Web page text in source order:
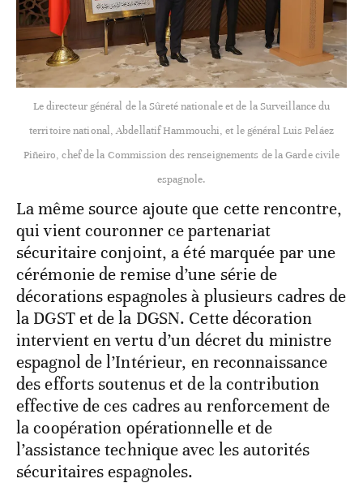
Le directeur général de la Sûreté nationale et de la Surveillance du
territoire national, Abdellatif Hammouchi, et le général Luis Peláez
Piñeiro, chef de la Commission des renseignements de la Garde civile
espagnole.
La même source ajoute que cette rencontre,
qui vient couronner ce partenariat
sécuritaire conjoint, a été marquée par une
cérémonie de remise d’une série de
décorations espagnoles à plusieurs cadres de
la DGST et de la DGSN. Cette décoration
intervient en vertu d’un décret du ministre
espagnol de l’Intérieur, en reconnaissance
des efforts soutenus et de la contribution
effective de ces cadres au renforcement de
la coopération opérationnelle et de
l’assistance technique avec les autorités
sécuritaires espagnoles.